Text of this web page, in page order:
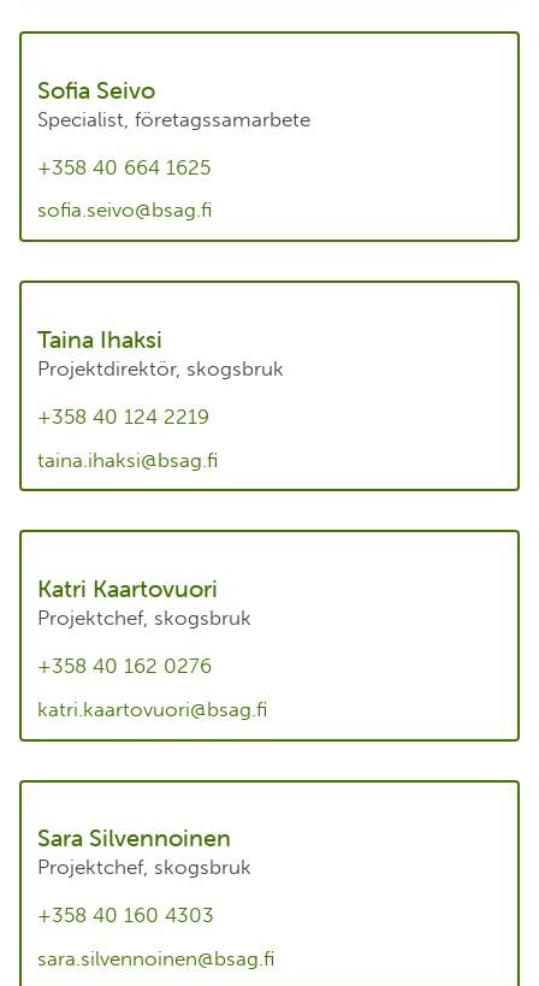
Sofia Seivo
Specialist, företagssamarbete
+358 40 664 1625
sofia.seivo@bsag.fi
Taina Ihaksi
Projektdirektör, skogsbruk
+358 40 124 2219
taina.ihaksi@bsag.fi
Katri Kaartovuori
Projektchef, skogsbruk
+358 40 162 0276
katri.kaartovuori@bsag.fi
Sara Silvennoinen
Projektchef, skogsbruk
+358 40 160 4303
sara.silvennoinen@bsag.fi